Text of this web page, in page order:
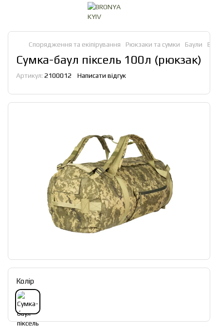
Спорядження та екіпірування Рюкзаки та сумки Баули
Сумка-баул піксель 100л (рюкзак)
Артикул: 2100012 Написати відгук
Колір